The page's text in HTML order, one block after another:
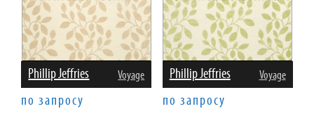
Phillip Jeffries Voyage
по запросу
Phillip Jeffries Voyage
по запросу